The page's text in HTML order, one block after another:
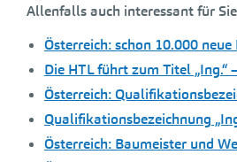
Allenfalls auch interessant für
Österreich: schon 10.000
Die HTL führt zum Titel „Ing.“
Österreich:
Qualifikationsbezeichnung
Österreich: Baumeister und